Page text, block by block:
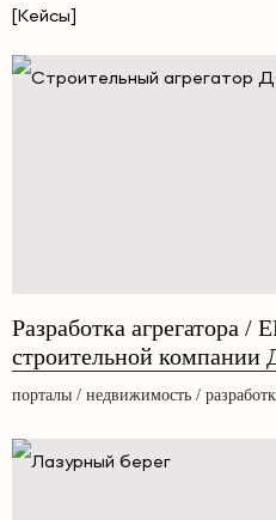
[Кейсы]
Разработка агрегатора /
строительной
порталы / недвижимость /